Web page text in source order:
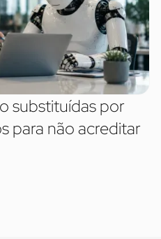
substituídas por
para não acreditar